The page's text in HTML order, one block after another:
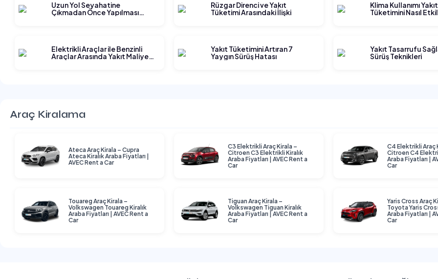
Uzun Yol Seyahatine
Çıkmadan Önce Yapılması
Rüzgar Direnci ve Yakıt
Tüketimi Arasındaki İlişki
Klima Kullanımı Yakıt
Tüketimini Nasıl
Elektrikli Araçlar ile Benzinli
Araçlar Arasında Yakıt Maliyeti
Yakıt Tüketimini Artıran 7
Yaygın Sürüş Hatası
Yakıt Tasarrufu
Sürüş Teknikleri
Araç Kiralama
Ateca Araç Kirala – Cupra
Ateca Kiralık Araba Fiyatları |
AVEC Rent a Car
C3 Elektrikli Araç Kirala –
Citroen C3 Elektrikli Kiralık
Araba Fiyatları | AVEC Rent a
Car
C4 Elektrikli Araç
Citroen C4
Araba Fiyatları |
Car
Touareg Araç Kirala –
Volkswagen Touareg Kiralık
Araba Fiyatları | AVEC Rent a
Car
Tiguan Araç Kirala –
Volkswagen Tiguan Kiralık
Araba Fiyatları | AVEC Rent a
Car
Yaris Cross Araç
Toyota Yaris
Araba Fiyatları |
Car